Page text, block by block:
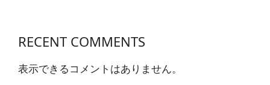
RECENT COMMENTS
表示できるコメントはありません。